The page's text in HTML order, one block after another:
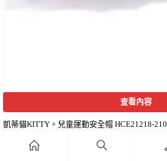
查看內容
凱蒂貓KITTY。兒童運動安全帽 HCE21218-210